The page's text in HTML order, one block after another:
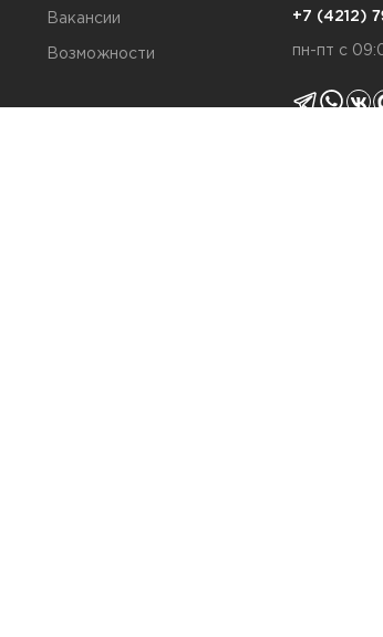
Вакансии
Возможности
+7 (4212)
пн-пт с